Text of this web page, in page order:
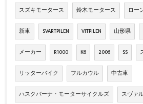
スズキモータース 鈴木モータース ロー
新車 SVARTPILEN VITPILEN 山形県
メーカー R1000 K6 2006 SS
リッターバイク フルカウル 中古車
ハスクバーナ・モーターサイクルズ スヴァ